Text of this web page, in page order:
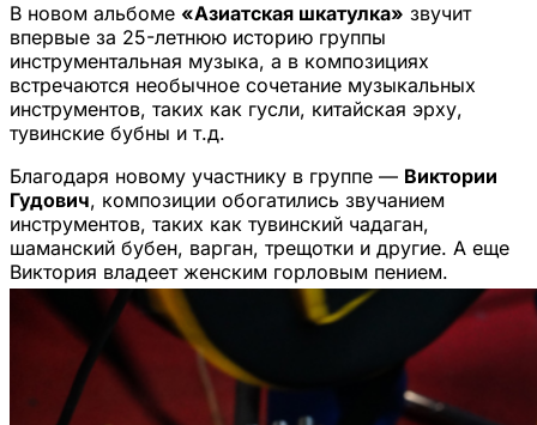
В новом альбоме «Азиатская шкатулка» звучит
впервые за 25-летнюю историю группы
инструментальная музыка, а в композициях
встречаются необычное сочетание музыкальных
инструментов, таких как гусли, китайская эрху,
тувинские бубны и т.д.
Благодаря новому участнику в группе — Виктории
Гудович, композиции обогатились звучанием
инструментов, таких как тувинский чадаган,
шаманский бубен, варган, трещотки и другие. А еще
Виктория владеет женским горловым пением.